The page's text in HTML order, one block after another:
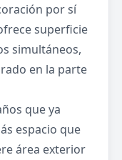
por sí
superficie
simultáneos,
en la parte
que ya
espacio que
área exterior